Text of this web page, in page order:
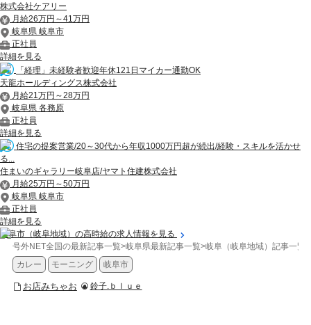
株式会社ケアリー
月給26万円～41万円
岐阜県 岐阜市
正社員
詳細を見る
「経理」未経験者歓迎年休121日マイカー通勤OK
天龍ホールディングス株式会社
月給21万円～28万円
岐阜県 各務原
正社員
詳細を見る
住宅の提案営業/20～30代から年収1000万円超が続出/経験・スキルを活かせ
る...
住まいのギャラリー岐阜店/ヤマト住建株式会社
月給25万円～50万円
岐阜県 岐阜市
正社員
詳細を見る
岐阜市（岐阜地域）の高時給の求人情報を見る
号外NET全国の最新記事一覧>岐阜県最新記事一覧>岐阜（岐阜地域）記事一覧
カレー
モーニング 岐阜市
お店みちゃお 鈴子.ｂｌｕｅ